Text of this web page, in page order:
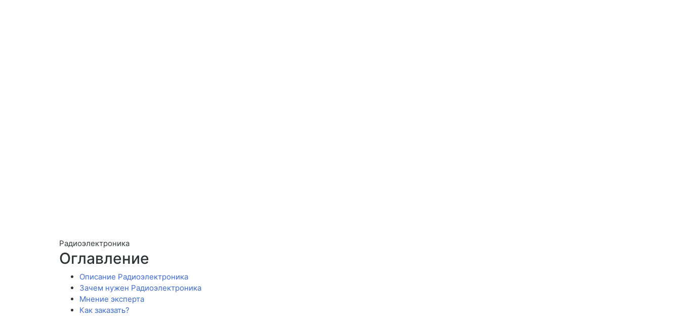
Радиоэлектроника
Оглавление
Описание Радиоэлектроника
Зачем нужен Радиоэлектроника
Мнение эксперта
Как заказать?